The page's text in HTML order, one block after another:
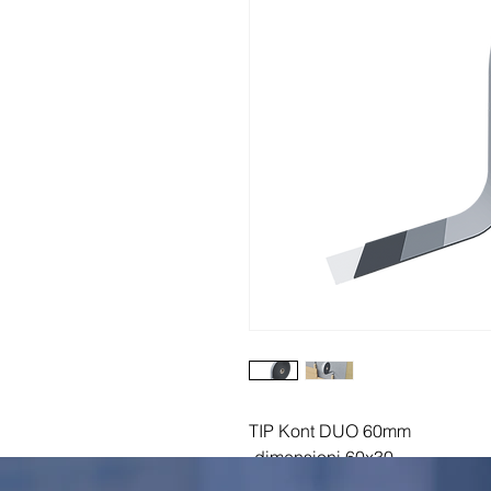
TIP Kont DUO 60mm
-dimensioni 60x30